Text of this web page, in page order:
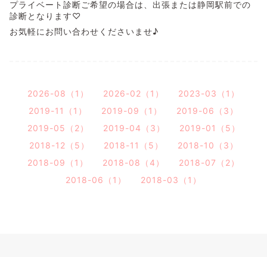
プライベート診断ご希望の場合は、出張または静岡駅前での
診断となります♡
お気軽にお問い合わせくださいませ♪
2026-08（1） 2026-02（1）
2023-03（1）
2019-11（1）
2019-09（1）
2019-06（3）
2019-05（2）
2019-04（3）
2019-01（5）
2018-12（5）
2018-11（5）
2018-10（3）
2018-09（1）
2018-08（4）
2018-07（2）
2018-06（1）
2018-03（1）